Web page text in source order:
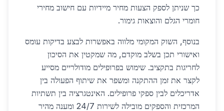
כך שניתן לספק הצעות מחיר מיידיות עם חישוב מחירי
חומרי הגלם והוצאות גימור.
בנוסף, השוק המקומי מלווה באפשרות לבצע בדיקות עומס
ואישורי תכן בשלב מוקדם, מה שמקטין את הסיכון
לחריגות בתקציב. שימוש בפרופילים מודולריים מסייע
לקצר את זמן ההתקנה ומשפר את שיתוף הפעולה בין
אדריכלים לבין ספקי פרופילים. האינטגרציה בין תשתיות
המרכזית והספקים מובילה לשירות 24/7 ומענה מהיר